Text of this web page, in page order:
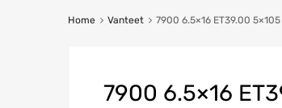
Home Vanteet 7900 6.5×16 ET39.00 5×105
7900 6.5×16